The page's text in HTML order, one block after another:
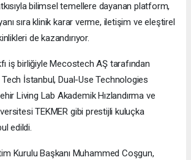
bilimsel temellere dayanan platform,
sıra klinik karar verme, iletişim ve eleştirel
de kazandırıyor.
iş birliğiyle Mecostech AŞ tarafından
İstanbul, Dual-Use Technologies
Living Lab Akademik Hızlandırma ve
TEKMER gibi prestijli kuluçka
edildi.
Kurulu Başkanı Muhammed Coşgun,